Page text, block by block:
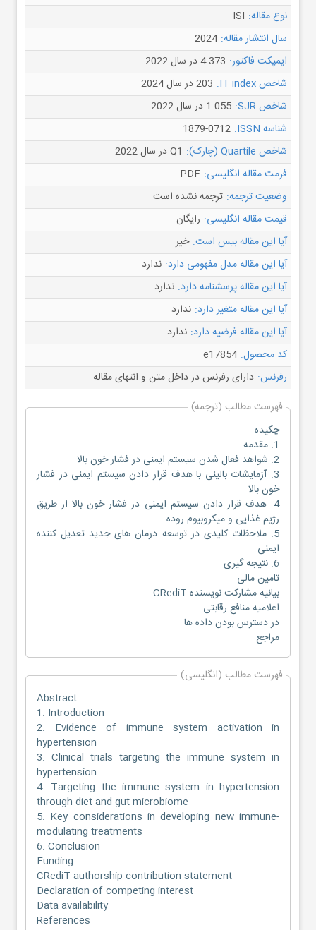
نوع مقاله: ISI
سال انتشار مقاله: 2024
ایمپکت فاکتور: 4.373 در سال 2022
شاخص H_index:
203 در سال 2024
شاخص SJR:
1.055 در سال 2022
شناسه ISSN:
1879-0712
شاخص Quartile (چارک):
Q1 در سال 2022
فرمت مقاله انگلیسی: PDF
وضعیت ترجمه: ترجمه نشده است
قیمت مقاله انگلیسی: رایگان
آیا این مقاله بیس است: خیر
آیا این مقاله مدل مفهومی دارد: ندارد
آیا این مقاله پرسشنامه دارد: ندارد
آیا این مقاله متغیر دارد: ندارد
آیا این مقاله فرضیه دارد: ندارد
کد محصول: e17854
رفرنس: دارای رفرنس در داخل متن و انتهای مقاله
فهرست مطالب (ترجمه)
چکیده
1. مقدمه
2. شواهد فعال شدن سیستم ایمنی در فشار خون بالا
3. آزمایشات بالینی با هدف قرار دادن سیستم ایمنی در فشار
خون بالا
4. هدف قرار دادن سیستم ایمنی در فشار خون بالا از طریق
رژیم غذایی و میکروبیوم روده
5. ملاحظات کلیدی در توسعه درمان های جدید تعدیل کننده
ایمنی
6. نتیجه گیری
تامین مالی
بیانیه مشارکت نویسنده CRediT
اعلامیه منافع رقابتی
در دسترس بودن داده ها
مراجع
فهرست مطالب (انگلیسی)
Abstract
1. Introduction
2. Evidence of immune system activation in
hypertension
3. Clinical trials targeting the immune system in
hypertension
4. Targeting the immune system in hypertension
through diet and gut microbiome
5. Key considerations in developing new immune-
modulating treatments
6. Conclusion
Funding
CRediT authorship contribution statement
Declaration of competing interest
Data availability
References